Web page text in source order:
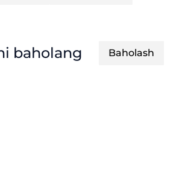
baholang Baholash